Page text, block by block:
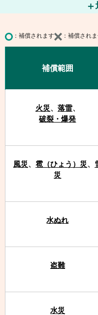
補償されます 補償され
補償範囲
火災、 落雷、
破裂・爆発
風災、 雹（ひょう）災、
災
水ぬれ
盗難
水災